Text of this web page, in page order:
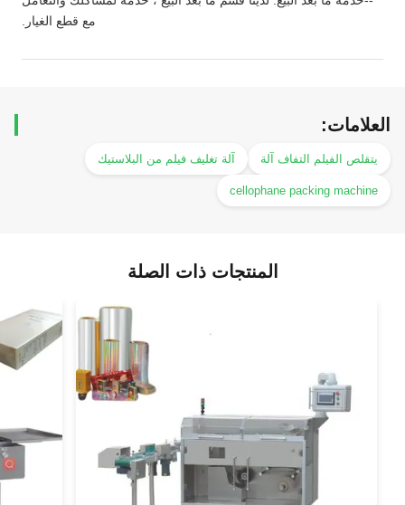
مع قطع الغيار.
العلامات:
يتقلص الفيلم التفاف آلة آلة تغليف فيلم من البلاستيك
cellophane packing machine
المنتجات ذات الصلة